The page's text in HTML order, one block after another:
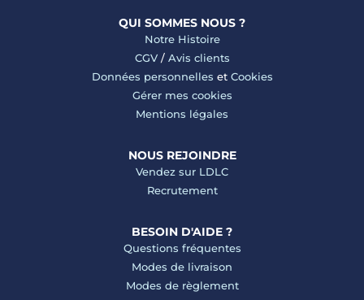
QUI SOMMES NOUS ?
Notre Histoire
CGV/ Avis clients
Données personnelles et Cookies
Gérer mes cookies
Mentions légales
NOUS REJOINDRE
Vendez sur LDLC
Recrutement
BESOIN D'AIDE ?
Questions fréquentes
Modes de livraison
Modes de règlement